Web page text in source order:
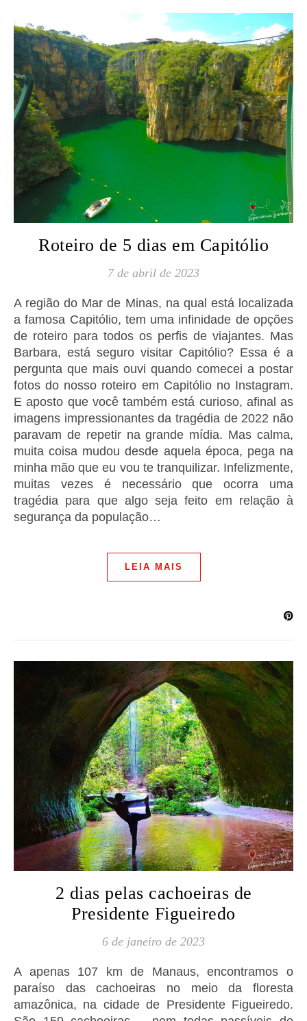
Roteiro de 5 dias em Capitólio
7 de abril de 2023
A região do Mar de Minas, na qual está localizada
a famosa Capitólio, tem uma infinidade de opções
de roteiro para todos os perfis de viajantes. Mas
Barbara, está seguro visitar Capitólio? Essa é a
pergunta que mais ouvi quando comecei a postar
fotos do nosso roteiro em Capitólio no Instagram.
E aposto que você também está curioso, afinal as
imagens impressionantes da tragédia de 2022 não
paravam de repetir na grande mídia. Mas calma,
muita coisa mudou desde aquela época, pega na
minha mão que eu vou te tranquilizar. Infelizmente,
muitas vezes é necessário que ocorra uma
tragédia para que algo seja feito em relação à
segurança da população…
LEIA MAIS
2 dias pelas cachoeiras de
Presidente Figueiredo
6 de janeiro de 2023
A apenas 107 km de Manaus, encontramos o
paraíso das cachoeiras no meio da floresta
amazônica, na cidade de Presidente Figueiredo.